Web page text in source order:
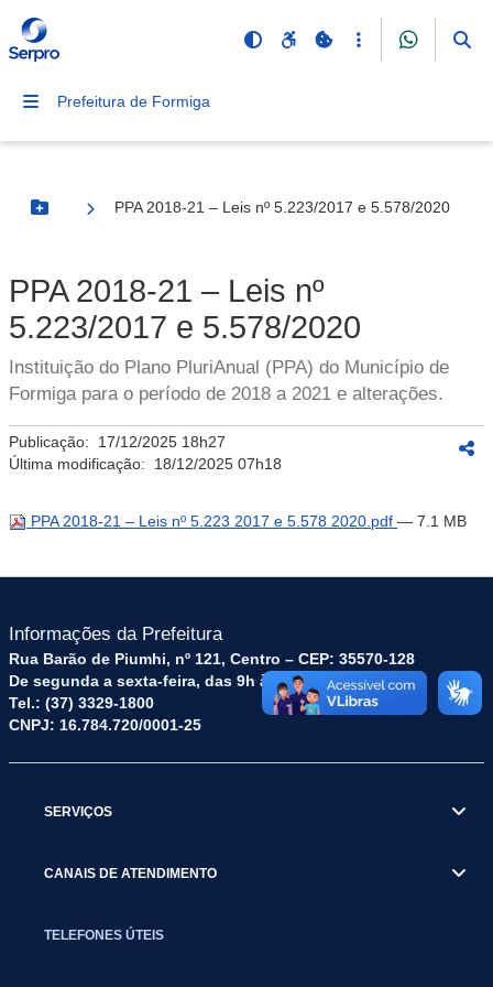
Prefeitura de Formiga
Botão Menu
PPA 2018-21 – Leis nº 5.223/2017 e 5.578/2020
PPA 2018-21 – Leis nº
5.223/2017 e 5.578/2020
Instituição do Plano PluriAnual (PPA) do Município de
Formiga para o período de 2018 a 2021 e alterações.
Publicação: 17/12/2025 18h27
Última modificação: 18/12/2025 07h18
PPA 2018-21 – Leis nº 5.223 2017 e 5.578 2020.pdf — 7.1 MB
Informações da Prefeitura
Rua Barão de Piumhi, nº 121, Centro – CEP: 35570-128
De segunda a sexta-feira, das 9h às 16h
Tel.: (37) 3329-1800
CNPJ: 16.784.720/0001-25
SERVIÇOS
CANAIS DE ATENDIMENTO
TELEFONES ÚTEIS